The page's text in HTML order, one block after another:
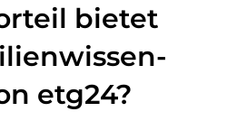
bietet
etg24?